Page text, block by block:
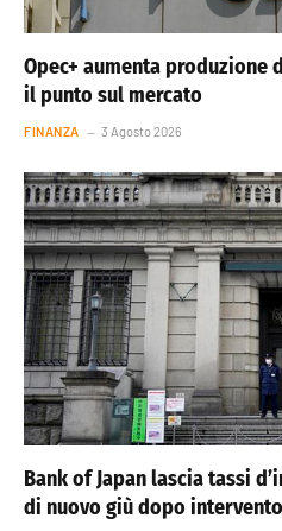
Opec+ aumenta
il punto sul mercato
FINANZA 3 Agosto 2026
Bank of Japan lascia tassi
di nuovo giù dopo intervento